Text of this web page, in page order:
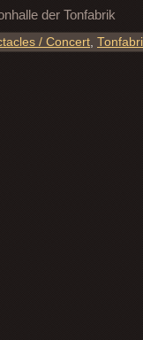
der Tonfabrik
/ Concert,